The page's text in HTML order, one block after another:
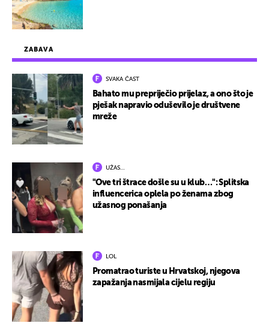
ZABAVA
SVAKA ČAST
Bahato mu prepriječio prijelaz, a ono što je
pješak napravio oduševilo je društvene
mreže
UŽAS…
"Ove tri štrace došle su u klub…": Splitska
influencerica oplela po ženama zbog
užasnog ponašanja
LOL
Promatrao turiste u Hrvatskoj, njegova
zapažanja nasmijala cijelu regiju